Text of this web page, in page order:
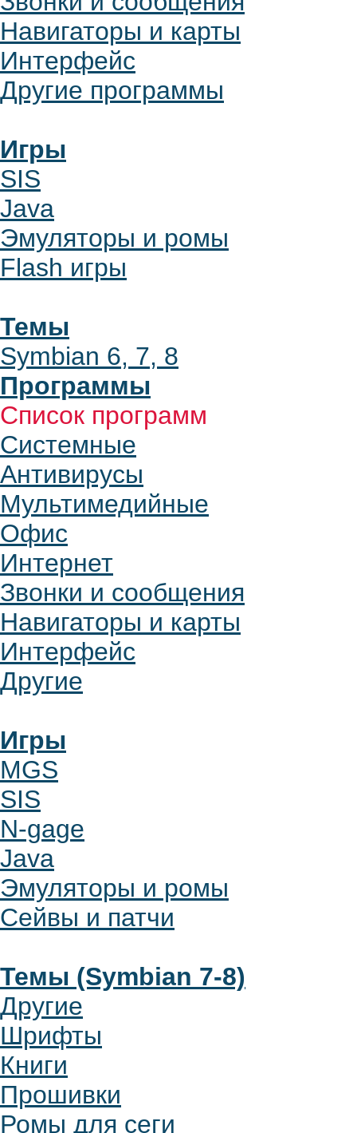
Навигаторы и карты
Интерфейс
Другие программы
Игры
SIS
Java
Эмуляторы и ромы
Flash игры
Темы
Symbian 6, 7, 8
Программы
Список программ
Системные
Антивирусы
Мультимедийные
Офис
Интернет
Звонки и сообщения
Навигаторы и карты
Интерфейс
Другие
Игры
MGS
SIS
N-gage
Java
Эмуляторы и ромы
Сейвы и патчи
Темы (Symbian 7-8)
Другие
Шрифты
Книги
Прошивки
Ромы для сеги